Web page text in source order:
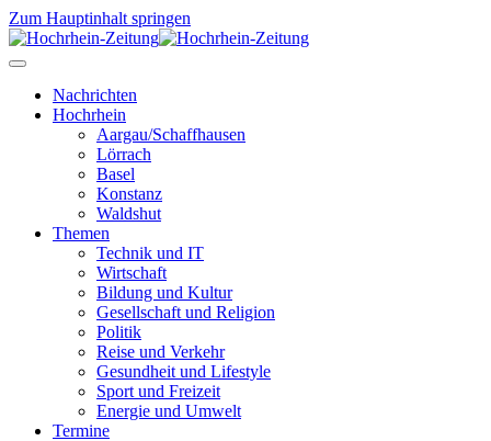
Zum Hauptinhalt springen
Nachrichten
Hochrhein
Aargau/Schaffhausen
Lörrach
Basel
Konstanz
Waldshut
Themen
Technik und IT
Wirtschaft
Bildung und Kultur
Gesellschaft und Religion
Politik
Reise und Verkehr
Gesundheit und Lifestyle
Sport und Freizeit
Energie und Umwelt
Termine